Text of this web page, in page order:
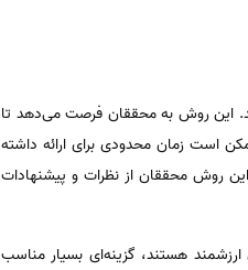
این روش به محققان فرصت می‌دهد تا
است زمان محدودی برای ارائه داشته
روش محققان از نظرات و پیشنهادات
ارزشمند هستند، گزینه‌ای بسیار مناسب